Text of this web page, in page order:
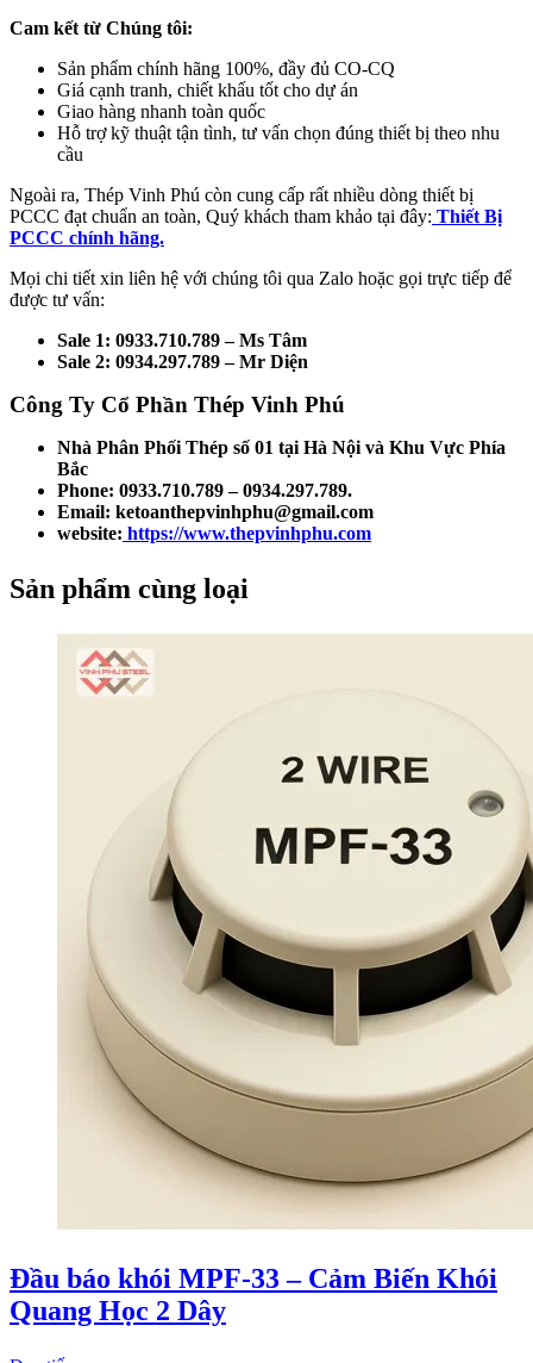
Cam kết từ Chúng tôi:
Sản phẩm chính hãng 100%, đầy đủ CO-CQ
Giá cạnh tranh, chiết khấu tốt cho dự án
Giao hàng nhanh toàn quốc
Hỗ trợ kỹ thuật tận tình, tư vấn chọn đúng thiết bị theo nhu
cầu
Ngoài ra, Thép Vinh Phú còn cung cấp rất nhiều dòng thiết bị
PCCC đạt chuẩn an toàn, Quý khách tham khảo tại đây: Thiết Bị
PCCC chính hãng.
Mọi chi tiết xin liên hệ với chúng tôi qua Zalo hoặc gọi trực tiếp để
được tư vấn:
Sale 1: 0933.710.789 – Ms Tâm
Sale 2: 0934.297.789 – Mr Diện
Công Ty Cổ Phần Thép Vinh Phú
Nhà Phân Phối Thép số 01 tại Hà Nội và Khu Vực Phía
Bắc
Phone: 0933.710.789 – 0934.297.789.
Email: ketoanthepvinhphu@gmail.com
website: https://www.thepvinhphu.com
Sản phẩm cùng loại
Đầu báo khói MPF‑33 – Cảm Biến Khói
Quang Học 2 Dây